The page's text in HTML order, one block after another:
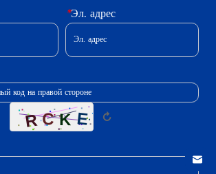
*Эл. адрес
↻